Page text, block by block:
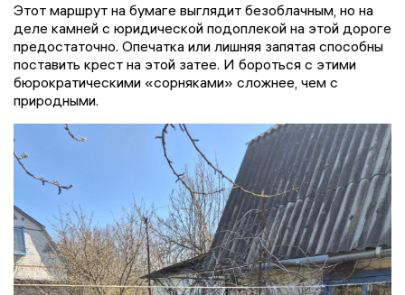
Этот маршрут на бумаге выглядит безоблачным, но на
деле камней с юридической подоплекой на этой дороге
предостаточно. Опечатка или лишняя запятая способны
поставить крест на этой затее. И бороться с этими
бюрократическими «сорняками» сложнее, чем с
природными.